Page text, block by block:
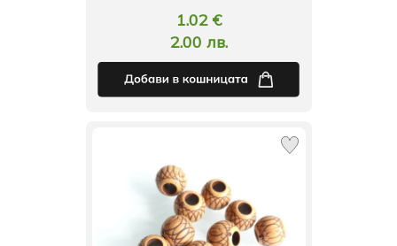
1.02 €
2.00 лв.